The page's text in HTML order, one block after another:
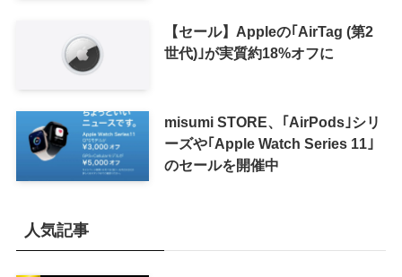
【セール】Appleの｢AirTag (第2
世代)｣が実質約18%オフに
misumi STORE、｢AirPods｣シリ
ーズや｢Apple Watch Series 11｣
のセールを開催中
人気記事